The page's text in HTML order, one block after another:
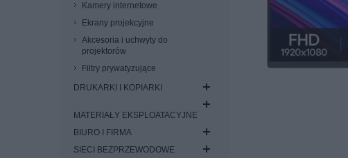
Kamery internetowe
Ekrany projekcyjne
Akcesoria i uchwyty do
projektorów
Filtry prywatyzujące
DRUKARKI I KOPIARKI
MATERIAŁY EKSPLOATACYJNE
BIURO I FIRMA
SIECI BEZPRZEWODOWE